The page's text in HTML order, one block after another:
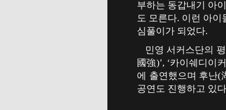
부하는 동갑내기 아
도 모른다. 이런 아
심풀이가 되었다.
민영 서커스단의
國強)’, ‘카이쉐디이
에 출연했으며 후난(
공연도 진행하고 있